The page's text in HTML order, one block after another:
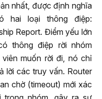
nhất, được định nghĩa
hai loại thông điệp:
Report. Điểm yếu lớn
thông điệp rời nhóm
muốn rời đi, nó chỉ
lời các truy vấn. Router
chờ (timeout) mới xác